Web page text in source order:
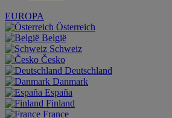
EUROPA
Österreich
België
Schweiz
Česko
Deutschland
Danmark
España
Finland
France